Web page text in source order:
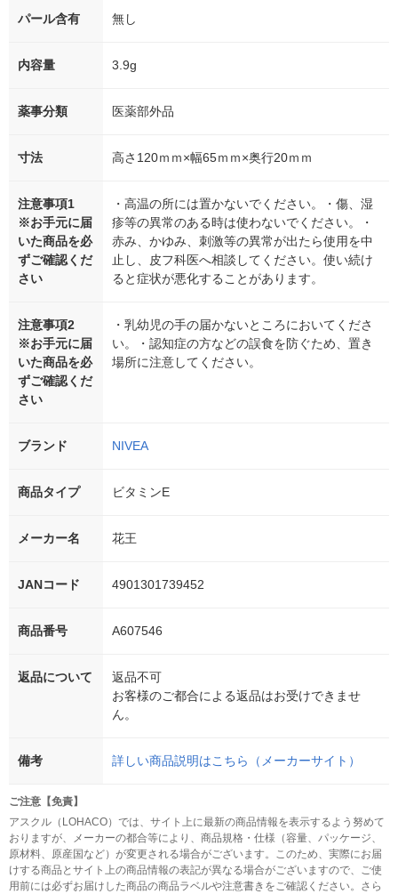
パール含有 無し
内容量 3.9g
薬事分類 医薬部外品
寸法 高さ120ｍｍ×幅65ｍｍ×奥行20ｍｍ
注意事項1
※お手元に届
いた商品を必
ずご確認くだ
さい
・高温の所には置かないでください。・傷、湿
疹等の異常のある時は使わないでください。・
赤み、かゆみ、刺激等の異常が出たら使用を中
止し、皮フ科医へ相談してください。使い続け
ると症状が悪化することがあります。
注意事項2
※お手元に届
いた商品を必
ずご確認くだ
さい
・乳幼児の手の届かないところにおいてくださ
い。・認知症の方などの誤食を防ぐため、置き
場所に注意してください。
ブランド NIVEA
商品タイプ ビタミンE
メーカー名 花王
JANコード 4901301739452
商品番号 A607546
返品について
返品不可
お客様のご都合による返品はお受けできませ
ん。
備考 詳しい商品説明はこちら（メーカーサイト）
ご注意【免責】
アスクル（LOHACO）では、サイト上に最新の商品情報を表示するよう努めて
おりますが、メーカーの都合等により、商品規格・仕様（容量、パッケージ、
原材料、原産国など）が変更される場合がございます。このため、実際にお届
けする商品とサイト上の商品情報の表記が異なる場合がございますので、ご使
用前には必ずお届けした商品の商品ラベルや注意書きをご確認ください。さら